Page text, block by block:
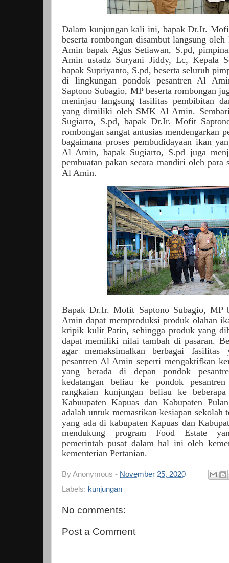
Dalam kunjungan kali ini, bapak Dr.Ir.
beserta rombongan disambut langsung
Amin bapak Agus Setiawan, S.pd,
Amin ustadz Suryani Jiddy, Lc, Kepala
bapak Supriyanto, S.pd, beserta seluruh
di lingkungan pondok pesantren Al
Saptono Subagio, MP beserta rombongan
meninjau langsung fasilitas pembibitan
yang dimiliki oleh SMK Al Amin.
Sugiarto, S.pd, bapak Dr.Ir. Mofit
rombongan sangat antusias mendengarkan
bagaimana proses pembudidayaan ikan
Al Amin, bapak Sugiarto, S.pd juga
pembuatan pakan secara mandiri oleh para
Al Amin.
Bapak Dr.Ir. Mofit Saptono Subagio, MP
Amin dapat memproduksi produk olahan
kripik kulit Patin, sehingga produk yang
dapat memiliki nilai tambah di pasaran.
agar memaksimalkan berbagai
pesantren Al Amin seperti mengaktifkan
yang berada di depan pondok
kedatangan beliau ke pondok
rangkaian kunjungan beliau ke
Kabuupaten Kapuas dan Kabupaten
adalah untuk memastikan kesiapan sekolah
yang ada di kabupaten Kapuas dan
mendukung program Food Estate
pemerintah pusat dalam hal ini oleh
kementerian Pertanian.
ByAnonymous - November 25, 2020
Labels: kunjungan
No comments:
Post a Comment